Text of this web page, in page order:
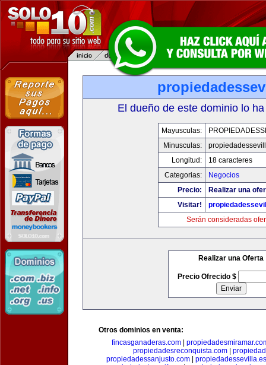
El dueño de este dominio lo
Mayusculas:
Minusculas:
Longitud:
18 caracteres
Categorias:
Negocios
Precio:
Realizar una
Visitar!
Serán consideradas
Realizar una Oferta
Precio Ofrecido $
Otros dominios en venta:
fincasganaderas.com
propiedadesreconquista.com
propiedadessanjusto.com| propiedadessevilla.es